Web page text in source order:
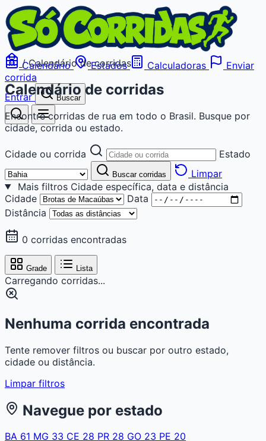
Calendário Estados Calculadoras
Enviar
corrida
Entrar
Buscar
/ Calendário de corridas
Calendário de corridas
Encontre corridas de rua em todo o Brasil. Busque por
cidade, corrida ou estado.
Cidade ou corrida Estado
Buscar corridas
Limpar
Mais filtros Cidade específica, data e distância
Cidade
Data
Distância
0 corridas encontradas
Grade Lista
Carregando corridas...
Nenhuma corrida encontrada
Tente remover filtros ou buscar por outro estado,
cidade ou distância.
Limpar filtros
Navegue por estado
BA 61 MG 33 CE 28 PR 28 GO 23 PE 20